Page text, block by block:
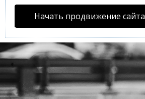
Начать продвижение сайта